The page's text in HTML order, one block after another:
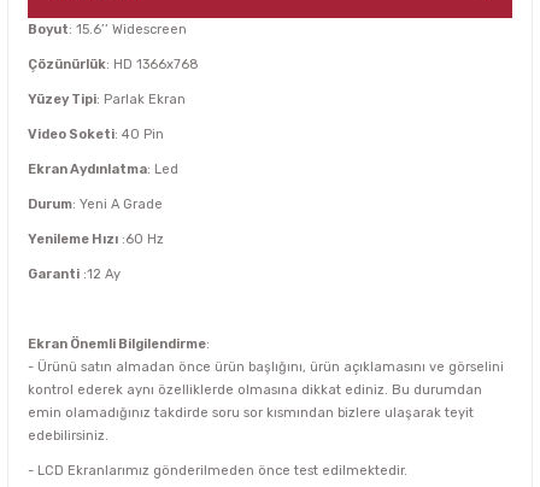
Boyut: 15.6’’ Widescreen
Çözünürlük: HD 1366x768
Yüzey Tipi: Parlak Ekran
Video Soketi: 40 Pin
Ekran Aydınlatma: Led
Durum: Yeni A Grade
Yenileme Hızı :60 Hz
Garanti :12 Ay
Ekran Önemli Bilgilendirme:
- Ürünü satın almadan önce ürün başlığını, ürün açıklamasını ve görselini
kontrol ederek aynı özelliklerde olmasına dikkat ediniz. Bu durumdan
emin olamadığınız takdirde soru sor kısmından bizlere ulaşarak teyit
edebilirsiniz.
- LCD Ekranlarımız gönderilmeden önce test edilmektedir.